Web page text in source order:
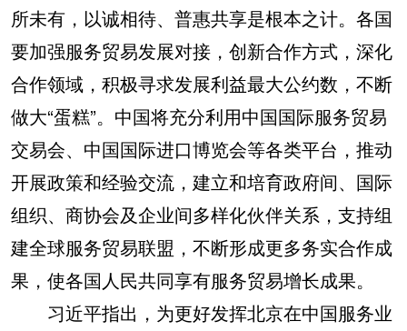
所未有，以诚相待、普惠共享是根本之计。各国
要加强服务贸易发展对接，创新合作方式，深化
合作领域，积极寻求发展利益最大公约数，不断
做大“蛋糕”。中国将充分利用中国国际服务贸易
交易会、中国国际进口博览会等各类平台，推动
开展政策和经验交流，建立和培育政府间、国际
组织、商协会及企业间多样化伙伴关系，支持组
建全球服务贸易联盟，不断形成更多务实合作成
果，使各国人民共同享有服务贸易增长成果。
习近平指出，为更好发挥北京在中国服务业